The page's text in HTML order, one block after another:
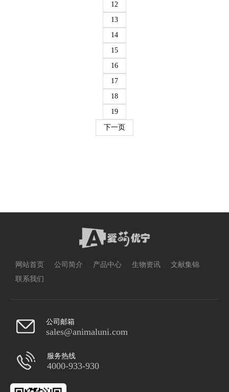
12
13
14
15
16
17
18
19
下一页
网站首页 公司简介 产品中心 生物资讯
文献集锦
联系我们
公司邮箱
sales@animaluni.com
服务热线
4000-933-930